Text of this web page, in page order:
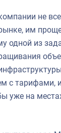
не
им
одной из
с тарифами,
уже на